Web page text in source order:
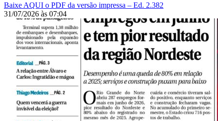
Baixe AQUI o PDF da versão impressa – Ed. 2.382
31/07/2026 às 07:04